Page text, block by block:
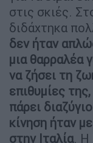
στις σκιές.
διδάχτηκα
δεν ήταν
μια θαρραλέα
να ζήσει τη
επιθυμίες
πάρει
κίνηση ήταν
στην Ιταλία. Η